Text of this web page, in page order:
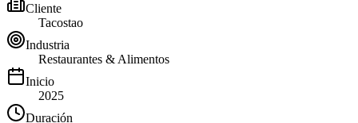
Cliente
Tacostao
Industria
Restaurantes & Alimentos
Inicio
2025
Duración